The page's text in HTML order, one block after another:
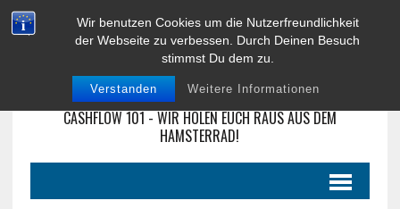
Wir benutzen Cookies um die Nutzerfreundlichkeit
der Webseite zu verbessen. Durch Deinen Besuch
stimmst Du dem zu.
Verstanden Weitere Informationen
CASHFLOW-CLUB
MAGDEBURG
OFFIZIELLE WEBSEITE DES CASHFLOW-CLUB MAGDEBURG -
CASHFLOW 101 - WIR HOLEN EUCH RAUS AUS DEM
HAMSTERRAD!